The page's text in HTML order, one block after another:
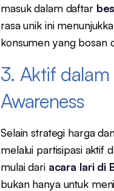
masuk dalam daftar
rasa unik ini
konsumen yang bosan
3. Aktif
Awareness
Selain strategi harga
melalui partisipasi aktif
mulai dari acara lari di
bukan hanya untuk